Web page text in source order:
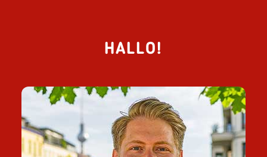
HALLO!